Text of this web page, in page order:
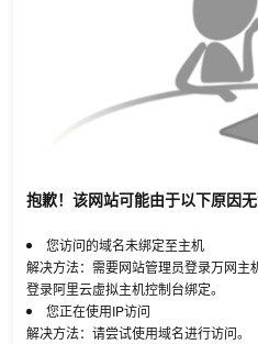
抱歉！该网站可能由于以下原因无
您访问的域名未绑定至主机
解决方法：需要网站管理员登录万网
登录阿里云虚拟主机控制台绑定。
您正在使用IP访问
解决方法：请尝试使用域名进行访问。